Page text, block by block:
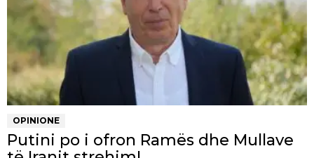
OPINIONE
Putini po i ofron Ramës dhe Mullave